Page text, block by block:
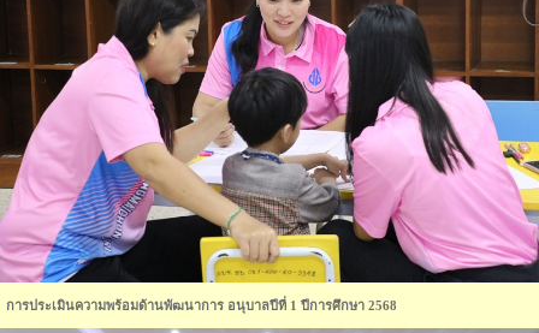
การประเมินความพร้อมด้านพัฒนาการ อนุบาลปีที่ 1 ปีการศึกษา 2568